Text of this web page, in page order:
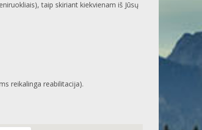
taip skiriant kiekvienam iš Jūsų
reikalinga reabilitacija).